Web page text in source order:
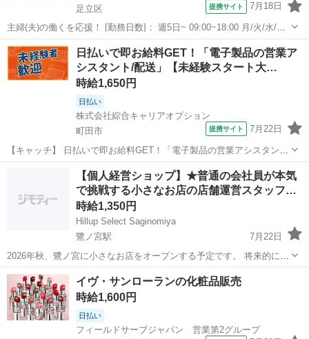
足立区
提携サイト 7月18日
主婦(夫)の働くを応援！ [勤務日数]： 週5日~ 09:00~18:00 月/火/水/木/
金/土/日 などから選べます [勤務地・最寄駅]： 東京都足立区 質屋かん
てい局 亀有店 亀有駅徒歩2分 [職種名]：ブランド...
東京 足立区 その他
日払いで即お給料GET！「電子製品の営業ア
シスタント/配送」【未経験スタート大…
時給1,650円
日払い
株式会社綜合キャリアオプション
町田市
提携サイト 7月22日
【キャッチ】 日払いで即お給料GET！「電子製品の営業アシスタント/
配送」【未経験スタート大歓迎♪】稼ぐ優先・高収入Work☆程よい残
業でお小遣い稼ぎ♪高時給1650円！ 【コメント】 ＼大手人材派遣会社
で働きませんか♪／...
その他
【個人経営ショップ】★普通の会社員が本気
で挑戦する小さなお店の店舗運営スタッフ…
時給1,350円
Hillup Select Saginomiya
鷺ノ宮駅
7月22日
2026年秋、鷺ノ宮に小さなお店をオープンする予定です。 将来的には
お店の運営を1人でもお任せ出来る店舗スタッフを募集しております。
ワイン、日本酒、ちょっと珍しい食品や雑貨を扱う、小さな個人経営
のお店です。 ...
東京 中野区 鷺ノ宮駅 スタッフ
イヴ・サンローランの化粧品販売
時給1,600円
日払い
フィールドサーブジャパン 営業第2グループ